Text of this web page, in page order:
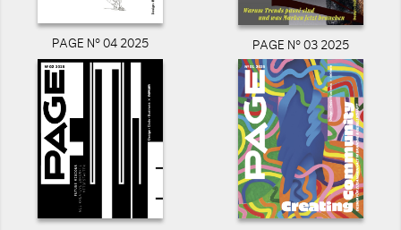
PAGE N° 04 2025 PAGE N° 03 2025